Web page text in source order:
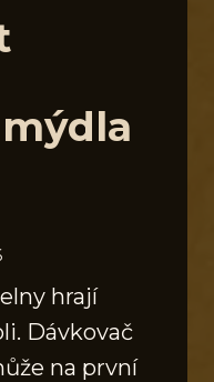
hrají
Dávkovač
na první